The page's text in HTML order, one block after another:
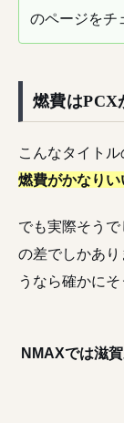
のページをチ
燃費はPCX
こんなタイト
燃費がかなりい
でも実際そう
の差でしかあ
うなら確かに
NMAXでは滋